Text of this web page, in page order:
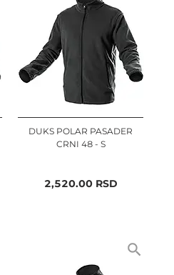
DUKS POLAR PASADER
CRNI 48 - S
2,520.00RSD